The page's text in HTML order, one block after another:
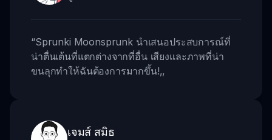
“Sprunki Moonsprunk นำเสนอประสบการณ์ที่
น่าตื่นเต้นที่แตกต่างจากที่อื่น เสียงและภาพที่น่า
ขนลุกทำให้ฉันต้องการมากขึ้น!,,
เจมส์ สมิธ